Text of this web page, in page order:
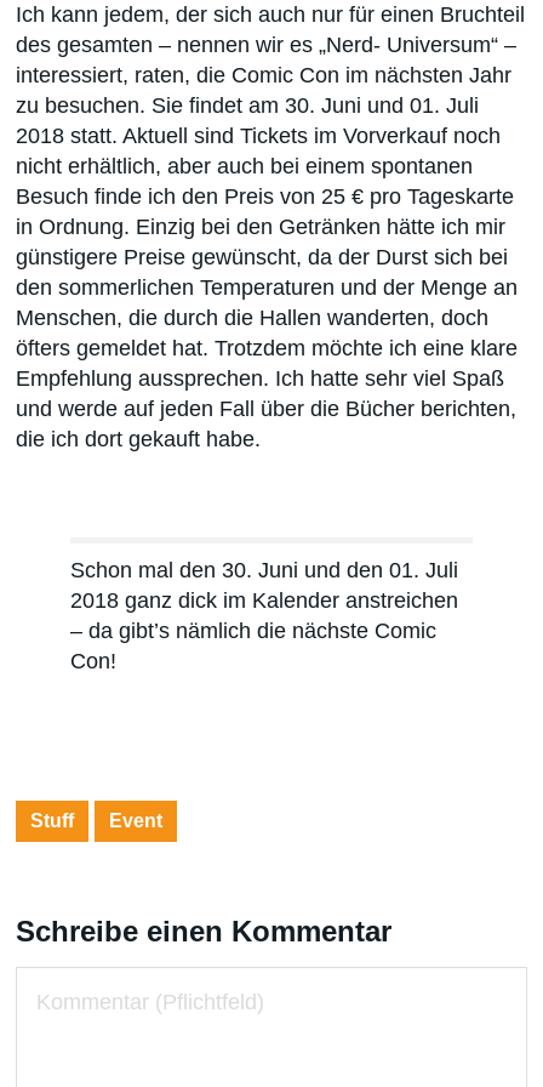
Ich kann jedem, der sich auch nur für einen Bruchteil
des gesamten – nennen wir es „Nerd- Universum“ –
interessiert, raten, die Comic Con im nächsten Jahr
zu besuchen. Sie findet am 30. Juni und 01. Juli
2018 statt. Aktuell sind Tickets im Vorverkauf noch
nicht erhältlich, aber auch bei einem spontanen
Besuch finde ich den Preis von 25 € pro Tageskarte
in Ordnung. Einzig bei den Getränken hätte ich mir
günstigere Preise gewünscht, da der Durst sich bei
den sommerlichen Temperaturen und der Menge an
Menschen, die durch die Hallen wanderten, doch
öfters gemeldet hat. Trotzdem möchte ich eine klare
Empfehlung aussprechen. Ich hatte sehr viel Spaß
und werde auf jeden Fall über die Bücher berichten,
die ich dort gekauft habe.
Schon mal den 30. Juni und den 01. Juli
2018 ganz dick im Kalender anstreichen
– da gibt’s nämlich die nächste Comic
Con!
Stuff Event
Schreibe einen Kommentar